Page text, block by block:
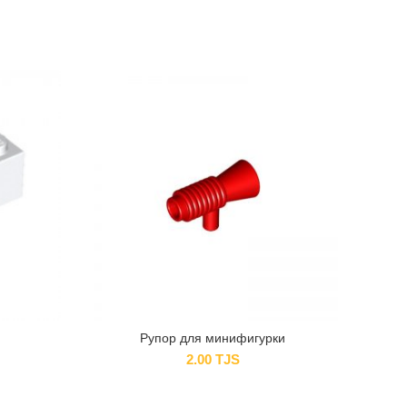
Рупор для минифигурки
2.00 TJS